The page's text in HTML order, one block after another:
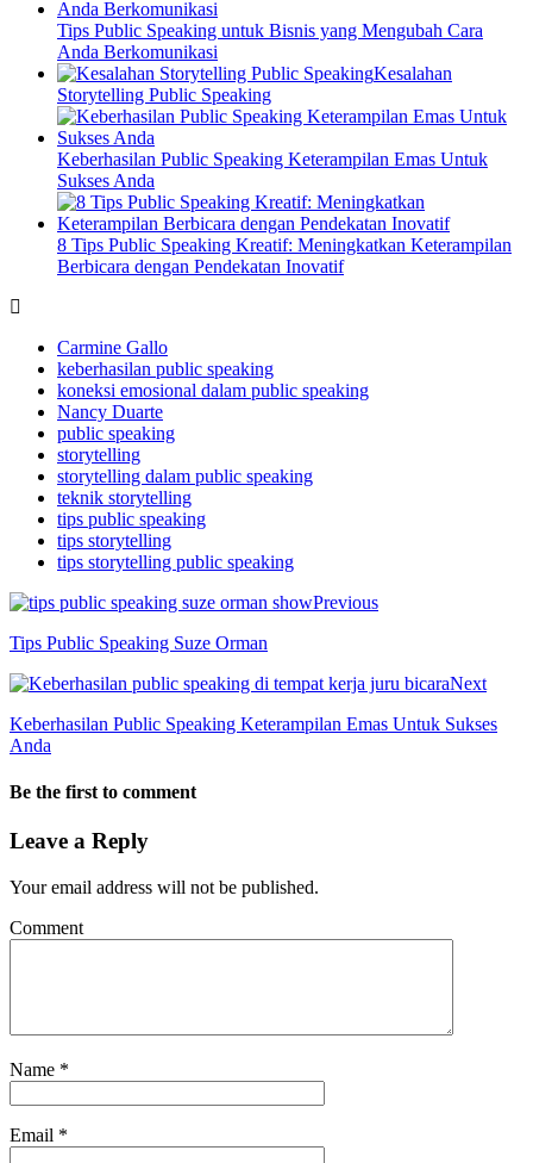
Tips Public Speaking untuk Bisnis yang Mengubah Cara
Anda Berkomunikasi
Kesalahan
Storytelling Public Speaking
Keberhasilan Public Speaking Keterampilan Emas Untuk
Sukses Anda
8 Tips Public Speaking Kreatif: Meningkatkan Keterampilan
Berbicara dengan Pendekatan Inovatif
Carmine Gallo
keberhasilan public speaking
koneksi emosional dalam public speaking
Nancy Duarte
public speaking
storytelling
storytelling dalam public speaking
teknik storytelling
tips public speaking
tips storytelling
tips storytelling public speaking
Previous
Tips Public Speaking Suze Orman
Next
Keberhasilan Public Speaking Keterampilan Emas Untuk Sukses
Anda
Be the first to comment
Leave a Reply
Your email address will not be published.
Comment
Name *
Email *